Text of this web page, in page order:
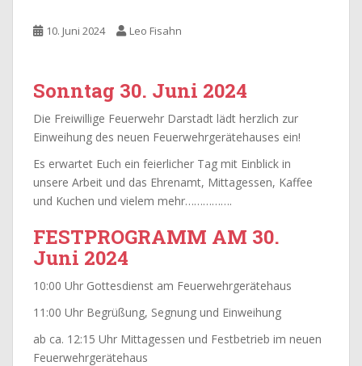
10. Juni 2024 Leo Fisahn
Sonntag 30. Juni 2024
Die Freiwillige Feuerwehr Darstadt lädt herzlich zur
Einweihung des neuen Feuerwehrgerätehauses ein!
Es erwartet Euch ein feierlicher Tag mit Einblick in
unsere Arbeit und das Ehrenamt, Mittagessen, Kaffee
und Kuchen und vielem mehr…………….
FESTPROGRAMM AM 30.
Juni 2024
10:00 Uhr Gottesdienst am Feuerwehrgerätehaus
11:00 Uhr Begrüßung, Segnung und Einweihung
ab ca. 12:15 Uhr Mittagessen und Festbetrieb im neuen
Feuerwehrgerätehaus